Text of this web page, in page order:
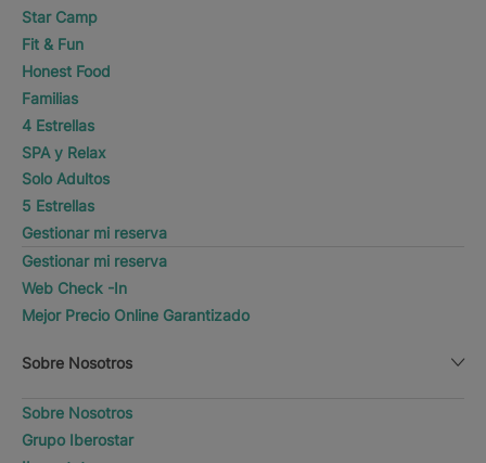
Star Camp
Fit & Fun
Honest Food
Familias
4 Estrellas
SPA y Relax
Solo Adultos
5 Estrellas
Gestionar mi reserva
Gestionar mi reserva
Web Check -In
Mejor Precio Online Garantizado
Sobre Nosotros
Sobre Nosotros
Grupo Iberostar